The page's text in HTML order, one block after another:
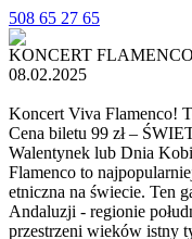
508 65 27 65
KONCERT FLAMENCO
08.02.2025
Koncert Viva Flamenco!
Cena biletu 99 zł –
Walentynek lub Dnia
Flamenco to
etniczna na świecie. Ten
Andaluzji - regionie
przestrzeni wieków istny